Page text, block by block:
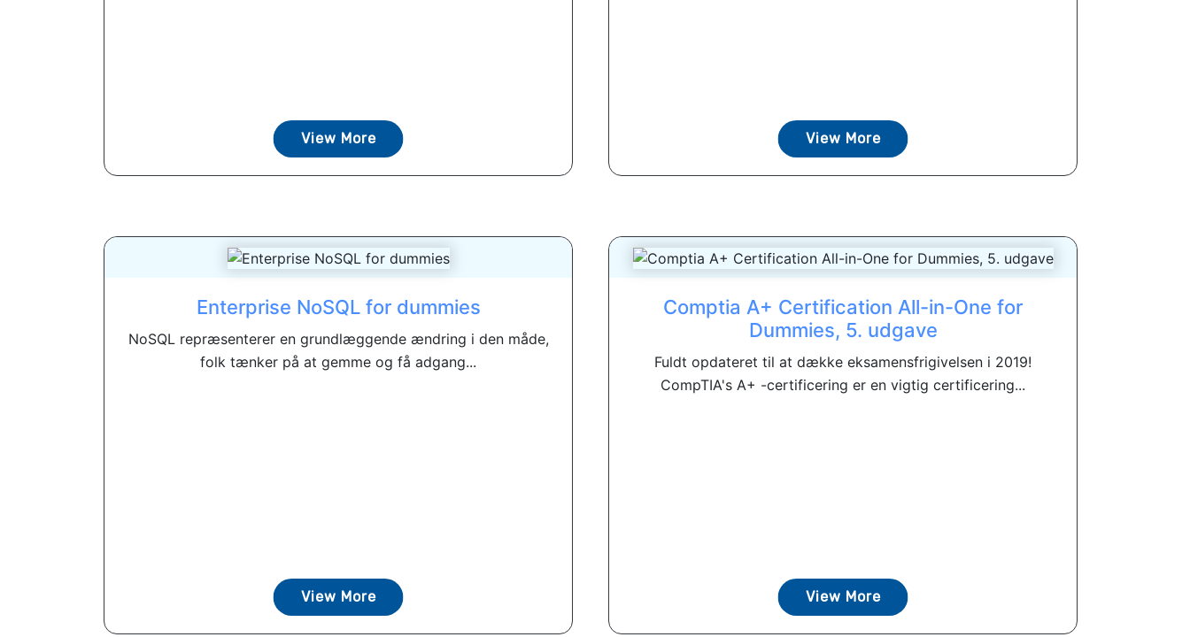
View More View More
Enterprise NoSQL for dummies
NoSQL repræsenterer en grundlæggende ændring i den måde,
folk tænker på at gemme og få adgang...
View More
Comptia A+ Certification All-in-One for
Dummies, 5. udgave
Fuldt opdateret til at dække eksamensfrigivelsen i 2019!
CompTIA's A+ -certificering er en vigtig certificering...
View More